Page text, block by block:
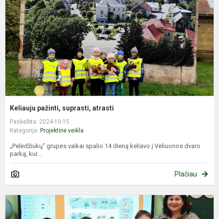
Keliauju pažinti, suprasti, atrasti
Paskelbta: 2024-10-15
Kategorija: Projektinė veikla
„Pelėdžiukų“ grupės vaikai spalio 14 dieną keliavo į Veliuonos dvaro
parką, kur...
Plačiau